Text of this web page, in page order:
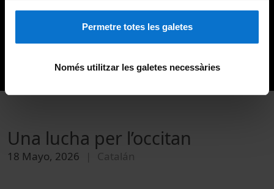
Permetre totes les galetes
Només utilitzar les galetes necessàries
Una lucha per l’occitan
18 Mayo, 2026 Catalán